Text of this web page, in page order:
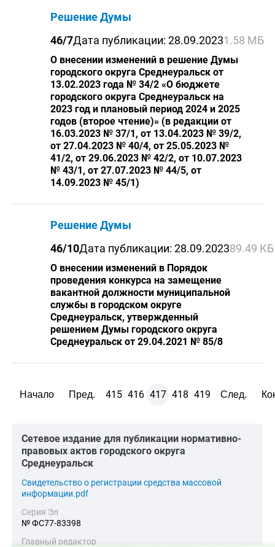
Решение Думы
46/7Дата публикации: 28.09.20231.58 МБ
О внесении изменений в решение Думы
городского округа Среднеуральск от
13.02.2023 года № 34/2 «О бюджете
городского округа Среднеуральск на
2023 год и плановый период 2024 и 2025
годов (второе чтение)» (в редакции от
16.03.2023 № 37/1, от 13.04.2023 № 39/2,
от 27.04.2023 № 40/4, от 25.05.2023 №
41/2, от 29.06.2023 № 42/2, от 10.07.2023
№ 43/1, от 27.07.2023 № 44/5, от
14.09.2023 № 45/1)
Решение Думы
46/10Дата публикации: 28.09.202389.49 КБ
О внесении изменений в Порядок
проведения конкурса на замещение
вакантной должности муниципальной
службы в городском округе
Среднеуральск, утвержденный
решением Думы городского округа
Среднеуральск от 29.04.2021 № 85/8
Начало Пред. 415 416 417 418 419 След.
Cетевое издание для публикации нормативно-
правовых актов городского округа
Среднеуральск
Cвидетельство о регистрации средства массовой
информации.pdf
Серия Эл
№ ФС77-83398
Главный редактор